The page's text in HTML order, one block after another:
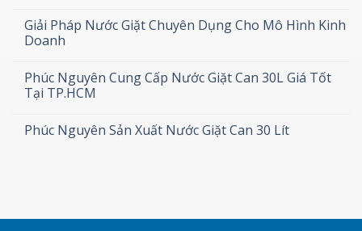
Giải Pháp Nước Giặt Chuyên Dụng Cho Mô Hình Kinh
Doanh
Phúc Nguyên Cung Cấp Nước Giặt Can 30L Giá Tốt
Tại TP.HCM
Phúc Nguyên Sản Xuất Nước Giặt Can 30 Lít